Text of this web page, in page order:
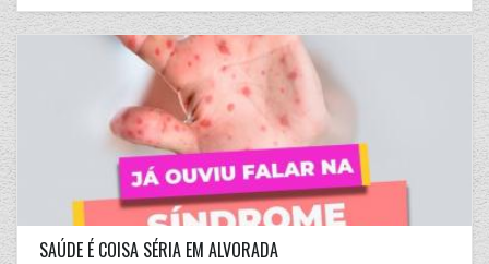
SAÚDE É COISA SÉRIA EM ALVORADA